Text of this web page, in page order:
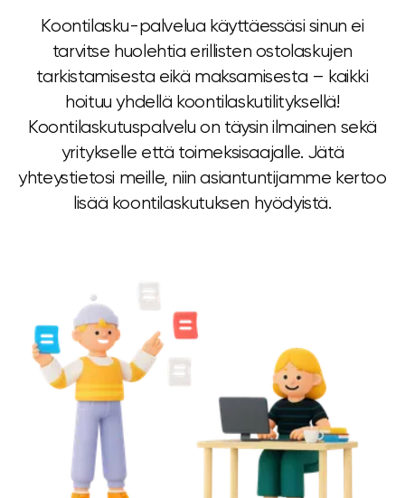
Koontilasku-palvelua käyttäessäsi sinun ei
tarvitse huolehtia erillisten ostolaskujen
tarkistamisesta eikä maksamisesta – kaikki
hoituu yhdellä koontilaskutilityksellä!
Koontilaskutuspalvelu on täysin ilmainen sekä
yritykselle että toimeksisaajalle. Jätä
yhteystietosi meille, niin asiantuntijamme kertoo
lisää koontilaskutuksen hyödyistä.